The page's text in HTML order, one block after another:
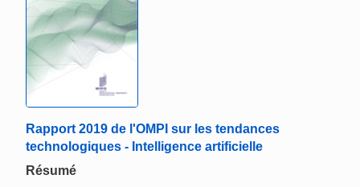
Rapport 2019 de l'OMPI sur les tendances
technologiques - Intelligence artificielle
Résumé